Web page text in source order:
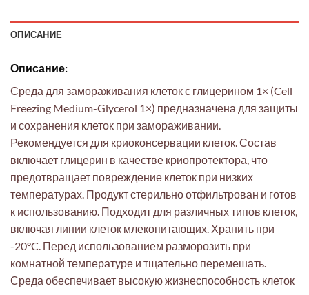
ОПИСАНИЕ
Описание:
Среда для замораживания клеток с глицерином 1× (Cell
Freezing Medium-Glycerol 1×) предназначена для защиты
и сохранения клеток при замораживании.
Рекомендуется для криоконсервации клеток. Состав
включает глицерин в качестве криопротектора, что
предотвращает повреждение клеток при низких
температурах. Продукт стерильно отфильтрован и готов
к использованию. Подходит для различных типов клеток,
включая линии клеток млекопитающих. Хранить при
-20°C. Перед использованием разморозить при
комнатной температуре и тщательно перемешать.
Среда обеспечивает высокую жизнеспособность клеток